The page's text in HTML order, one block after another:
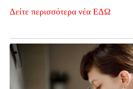
Δείτε περισσότερα νέα ΕΔΩ